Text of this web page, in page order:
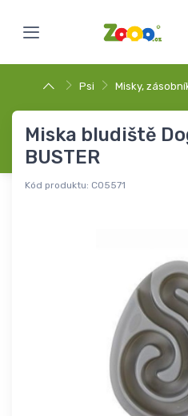
Psi Misky,
Miska bludiště
BUSTER
Kód produktu: C05571